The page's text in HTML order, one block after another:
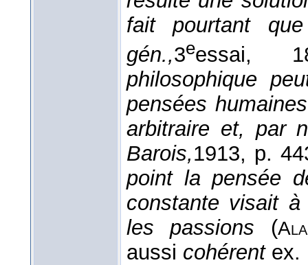
fait pourtant
gén.,3eessai,
philosophique
pensées
arbitraire et, par
Barois,1913, p.
point la pensée
constante visait
les passions (
aussi cohérentex.